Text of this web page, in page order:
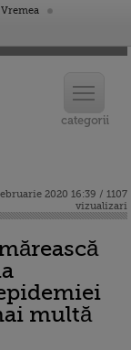
Vremea
2020 16:39 / 1107
vizualizari
multă